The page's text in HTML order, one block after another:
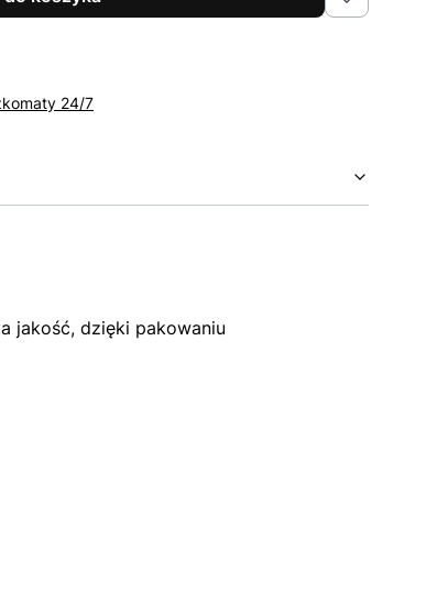
24/7
jakość, dzięki pakowaniu